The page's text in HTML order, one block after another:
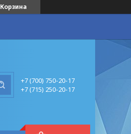
Корзина
+7 (700) 750-20-17
+7 (715) 250-20-17